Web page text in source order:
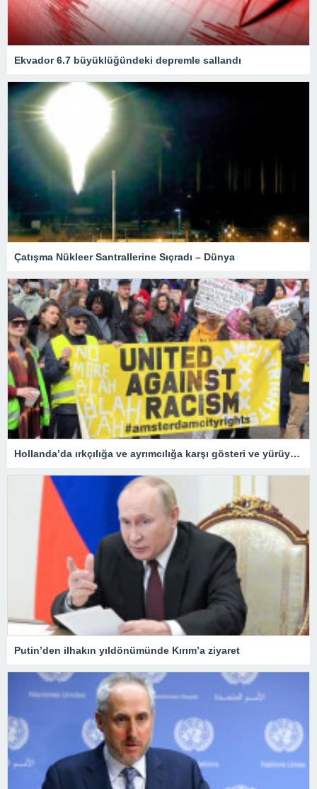
Ekvador 6.7 büyüklüğündeki depremle sallandı
Çatışma Nükleer Santrallerine Sıçradı – Dünya
Hollanda’da ırkçılığa ve ayrımcılığa karşı gösteri ve yürüyüş düzenlendi
Putin’den ilhakın yıldönümünde Kırım’a ziyaret